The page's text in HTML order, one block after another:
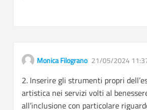
Monica Filograno 21/05/2024
2. Inserire gli strumenti propri
artistica nei servizi volti al
all’inclusione con particolare